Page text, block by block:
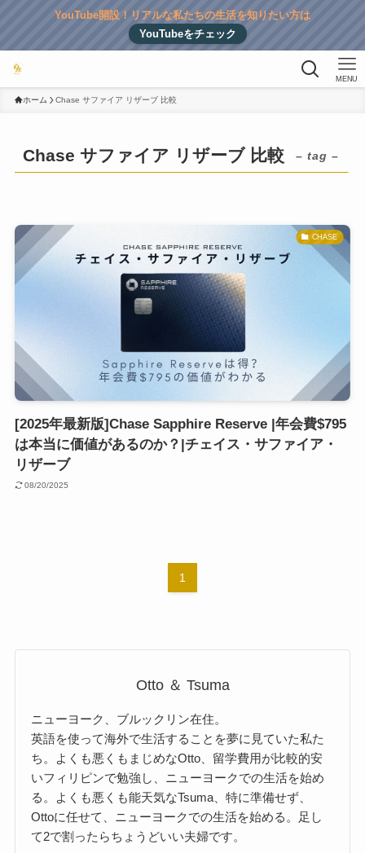
YouTube開設！リアルな私たちの生活を知りたい方は
YouTubeをチェック
MENU
ホーム Chase サファイア リザーブ 比較
Chase サファイア リザーブ 比較 – tag –
CHASE
[2025年最新版]Chase Sapphire Reserve |年会費$795
は本当に価値があるのか？|チェイス・サファイア・
リザーブ
08/20/2025
1
Otto ＆ Tsuma
ニューヨーク、ブルックリン在住。
英語を使って海外で生活することを夢に見ていた私た
ち。よくも悪くもまじめなOtto、留学費用が比較的安
いフィリピンで勉強し、ニューヨークでの生活を始め
る。よくも悪くも能天気なTsuma、特に準備せず、
Ottoに任せて、ニューヨークでの生活を始める。足し
て2で割ったらちょうどいい夫婦です。